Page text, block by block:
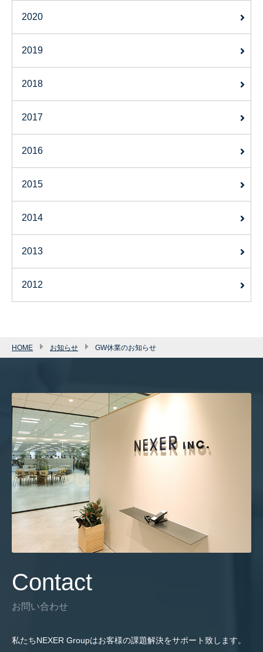
2020
2019
2018
2017
2016
2015
2014
2013
2012
HOME お知らせ GW休業のお知らせ
Contact
お問い合わせ
私たちNEXER Groupはお客様の課題解決をサポート致します。